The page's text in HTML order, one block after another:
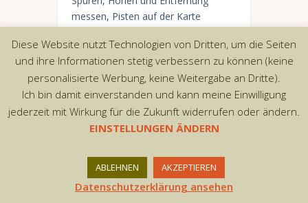
messen, Pisten auf der Karte
Copyright © 2026 by AxiomThemes. All rights
reserved.
Diese Website nutzt Technologien von Dritten, um die Seiten
und ihre Informationen stetig verbessern zu können (keine
personalisierte Werbung, keine Weitergabe an Dritte).
Ich bin damit einverstanden und kann meine Einwilligung
jederzeit mit Wirkung für die Zukunft widerrufen oder ändern.
EINSTELLUNGEN ÄNDERN
ABLEHNEN AKZEPTIEREN
Datenschutzerklärung ansehen